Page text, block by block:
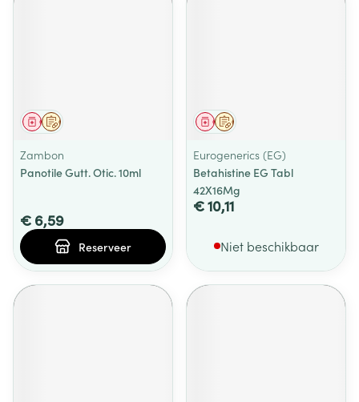
Op voorschrift
Geneesmiddel
Zambon
Panotile Gutt. Otic. 10ml
€ 6,59
Reserveer
Op voorschrift
Geneesmiddel
Eurogenerics (EG)
Betahistine EG Tabl
42X16Mg
€ 10,11
Niet beschikbaar